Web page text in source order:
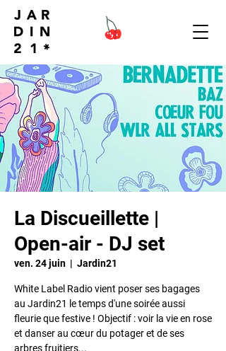
La Discueillette |
Open-air - DJ set
ven. 24 juin
  |
Jardin21
White Label Radio vient poser ses bagages
au Jardin21 le temps d'une soirée aussi
fleurie que festive ! Objectif : voir la vie en rose
et danser au cœur du potager et de ses
arbres fruitiers...